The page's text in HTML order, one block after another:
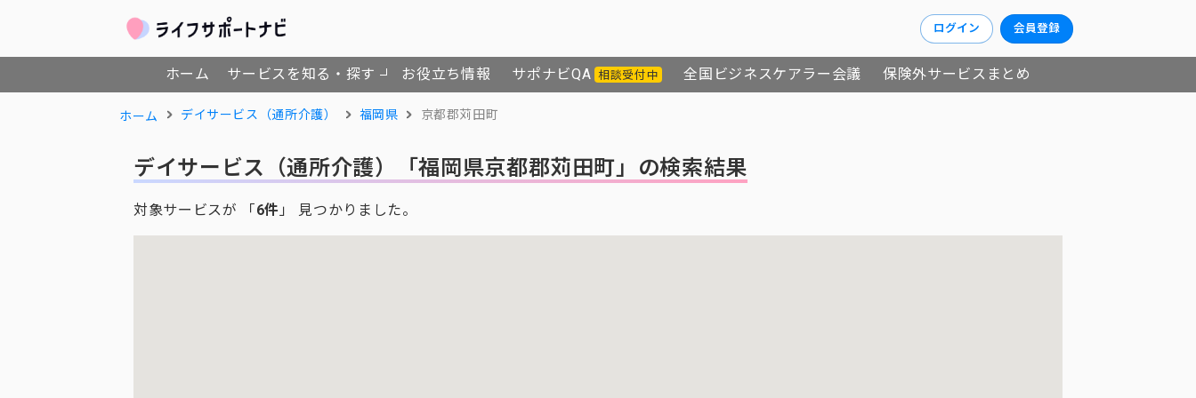
ログイン 会員登録
ホーム サービスを知る・探す お役立ち情報 サポナビQA 相談受付中 全国ビジネスケアラー会議 保険外サービスまとめ
ホーム デイサービス（通所介護） 福岡県 京都郡苅田町
デイサービス（通所介護） 「福岡県京都郡苅田町」の検索結果
対象サービスが 「6件 」 見つかりました。